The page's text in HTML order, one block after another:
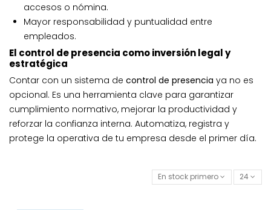
accesos o nómina.
Mayor responsabilidad y puntualidad entre
empleados.
El control de presencia como inversión legal y
estratégica
Contar con un sistema de control de presencia ya no es
opcional. Es una herramienta clave para garantizar
cumplimiento normativo, mejorar la productividad y
reforzar la confianza interna. Automatiza, registra y
protege la operativa de tu empresa desde el primer día.
En stock primero 24